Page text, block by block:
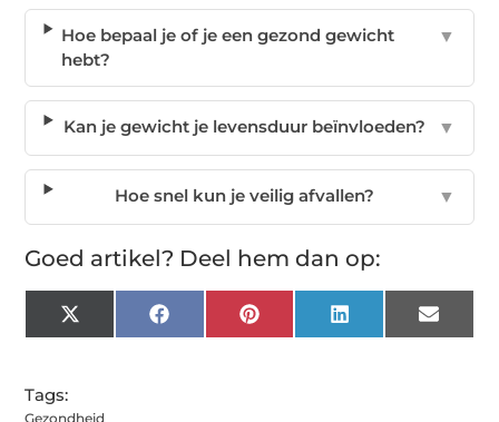
Hoe bepaal je of je een gezond gewicht
hebt?
▼
Kan je gewicht je levensduur beïnvloeden? ▼
Hoe snel kun je veilig afvallen? ▼
Goed artikel? Deel hem dan op:
X
(Twitter)
FacebookPinterest LinkedIn Email
Tags:
Gezondheid